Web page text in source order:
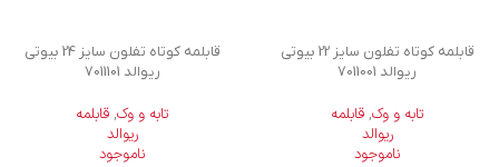
قابلمه کوتاه تفلون سایز 22 بیوتی
ریوالد 7011001
تابه و وک, قابلمه
ریوالد
ناموجود
قابلمه کوتاه تفلون سایز 24 بیوتی
ریوالد 7011101
تابه و وک, قابلمه
ریوالد
ناموجود